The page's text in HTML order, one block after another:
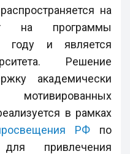
на
на программы
году и является
Решение
академически
в рамках
РФ по
привлечения